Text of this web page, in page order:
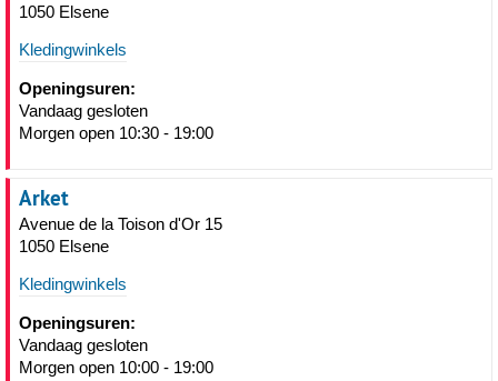
1050 Elsene
Kledingwinkels
Openingsuren:
Vandaag gesloten
Morgen open 10:30 - 19:00
Arket
Avenue de la Toison d'Or 15
1050 Elsene
Kledingwinkels
Openingsuren:
Vandaag gesloten
Morgen open 10:00 - 19:00